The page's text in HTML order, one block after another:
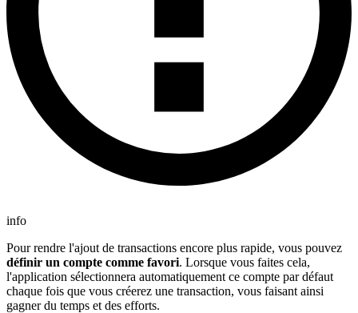
info
Pour rendre l'ajout de transactions encore plus rapide, vous pouvez
définir un compte comme favori. Lorsque vous faites cela,
l'application sélectionnera automatiquement ce compte par défaut
chaque fois que vous créerez une transaction, vous faisant ainsi
gagner du temps et des efforts.